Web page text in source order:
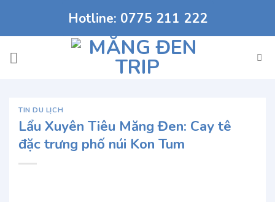
nội
dung
Hotline: 0775 211 222
TIN DU LỊCH
Lẩu Xuyên Tiêu Măng Đen: Cay tê
đặc trưng phố núi Kon Tum